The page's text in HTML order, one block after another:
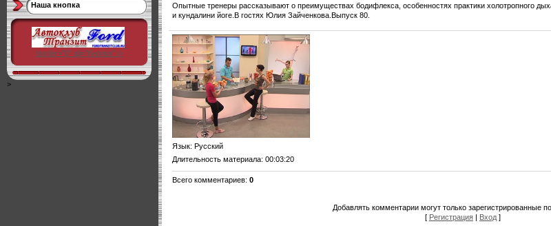
Наша кнопка
"
border="0" alt="Кнопка" />
>
Опытные тренеры рассказывают о преимуществах бодифлекса, особенностях практики холотропного
и кундалини йоге.В гостях Юлия Зайченкова.Выпуск 80.
Язык: Русский
Длительность материала: 00:03:20
Всего комментариев: 0
Добавлять комментарии могут только зарегистрированные
[ Регистрация | Вход ]